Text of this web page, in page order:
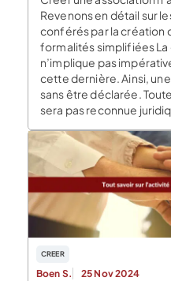
Revenons en détail sur
conférés par la création
formalités simplifiées La
n’implique pas
cette dernière. Ainsi,
sans être déclarée.
sera pas reconnue
CREER
Boen S. 25 Nov 2024